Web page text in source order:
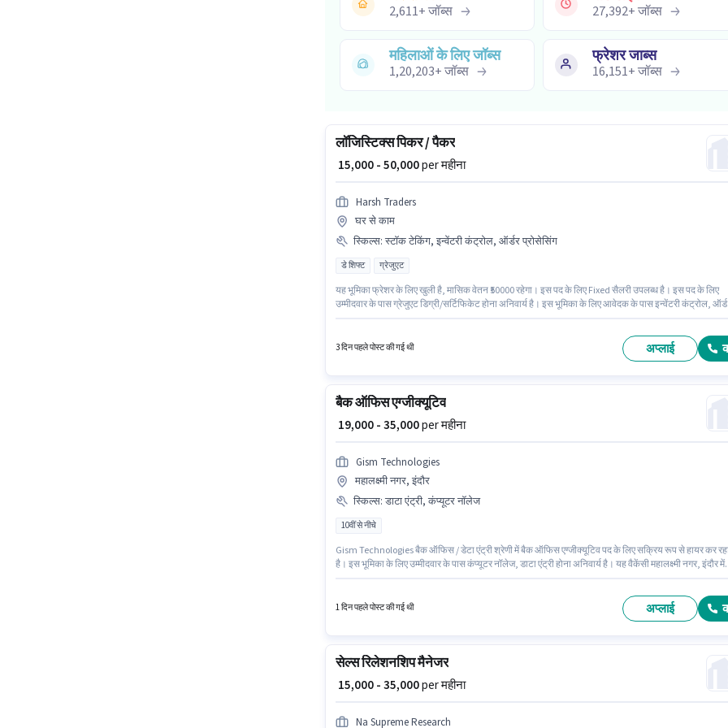
2,611+जॉब्स 27,392+जॉब्स
महिलाओं के लिए जॉब्स
1,20,203+जॉब्स
फ्रेशर जाब्स
16,151+जॉब्स
लॉजिस्टिक्स पिकर / पैकर
₹ 15,000 - 50,000per महीना
Harsh Traders
घर से काम
स्किल्स: स्टॉक टेकिंग, इन्वेंटरी कंट्रोल, ऑर्डर प्रोसेसिंग
डे शिफ्ट ग्रेजुएट
यह भूमिका फ्रेशर के लिए खुली है, मासिक वेतन ₹50000 रहेगा। इस पद के लिए Fixed सैलरी उपलब्ध है। इस पद के लिए
उम्मीदवार के पास ग्रेजुएट डिग्री/सर्टिफिकेट होना अनिवार्य है। इस भूमिका के लिए आवेदक के पास इन्वेंटरी कंट्रोल,
3 दिन पहले पोस्ट की गई थी अप्लाई
बैक ऑफिस एग्जीक्यूटिव
₹ 19,000 - 35,000per महीना
Gism Technologies
महालक्ष्मी नगर, इंदौर
स्किल्स: डाटा एंट्री, कंप्यूटर नॉलेज
10वीं से नीचे
Gism Technologies बैक ऑफिस / डेटा एंट्री श्रेणी में बैक ऑफिस एग्जीक्यूटिव पद के लिए सक्रिय रूप से हायर कर
है। इस भूमिका के लिए उम्मीदवार के पास कंप्यूटर नॉलेज, डाटा एंट्री होना अनिवार्य है। यह वैकेंसी महालक्ष्मी नगर, इंदौर में
1 दिन पहले पोस्ट की गई थी अप्लाई
सेल्स रिलेशनशिप मैनेजर
₹ 15,000 - 35,000per महीना
Na Supreme Research